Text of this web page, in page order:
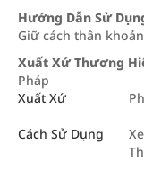
Hướng Dẫn Sử
Giữ cách thân
Xuất Xứ Thương
Pháp
Xuất Xứ
Cách Sử Dụng